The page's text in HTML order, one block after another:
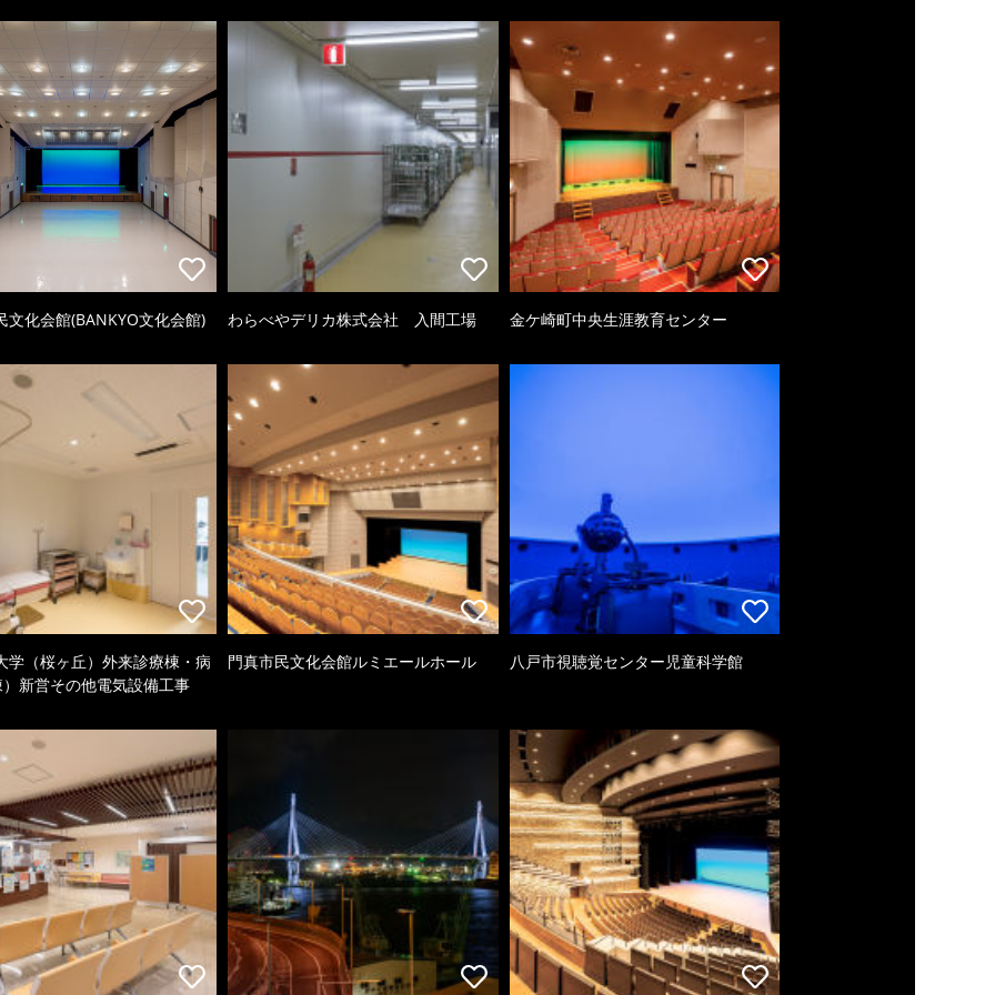
文化会館(BANKYO文化会館) わらべやデリカ株式会社 入間工場 金ケ崎町中央生涯教育センター
学（桜ヶ丘）外来診療棟・病
新営その他電気設備工事
門真市民文化会館ルミエールホール 八戸市視聴覚センター児童科学館